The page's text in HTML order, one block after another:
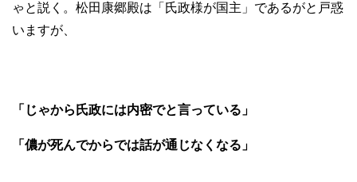
ゃと説く。松田康郷殿は「氏政様が国主」であるがと戸惑
いますが、
「じゃから氏政には内密でと言っている」
「儂が死んでからでは話が通じなくなる」